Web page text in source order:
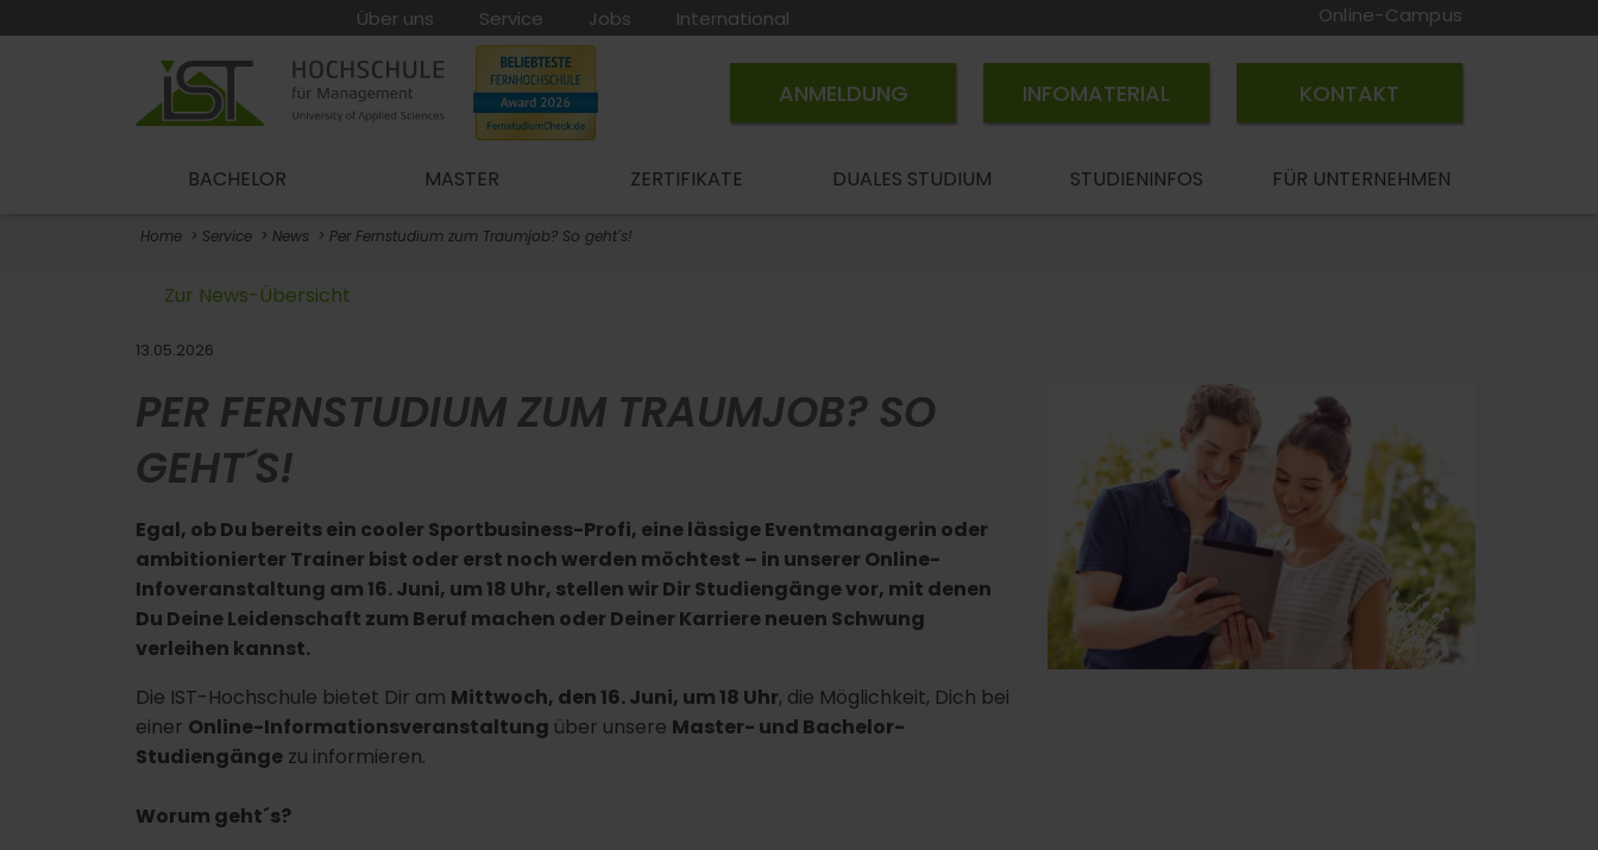
Über uns Service Jobs International Online-Campus
ANMELDUNG INFOMATERIAL KONTAKT
BACHELOR MASTER ZERTIFIKATE DUALES STUDIUM STUDIENINFOS FÜR UNTERNEHMEN
Home Service News Per Fernstudium zum Traumjob? So geht´s!
Zur News-Übersicht
13.05.2026
PER FERNSTUDIUM ZUM TRAUMJOB? SO
GEHT´S!
Egal, ob Du bereits ein cooler Sportbusiness-Profi, eine lässige Eventmanagerin oder
ambitionierter Trainer bist oder erst noch werden möchtest – in unserer Online-
Infoveranstaltung am 16. Juni, um 18 Uhr, stellen wir Dir Studiengänge vor, mit denen
Du Deine Leidenschaft zum Beruf machen oder Deiner Karriere neuen Schwung
verleihen kannst.
Die IST-Hochschule bietet Dir am Mittwoch, den 16. Juni, um 18 Uhr, die Möglichkeit, Dich bei
einer Online-Informationsveranstaltung über unsere Master- und Bachelor-
Studiengänge zu informieren.
Worum geht´s?